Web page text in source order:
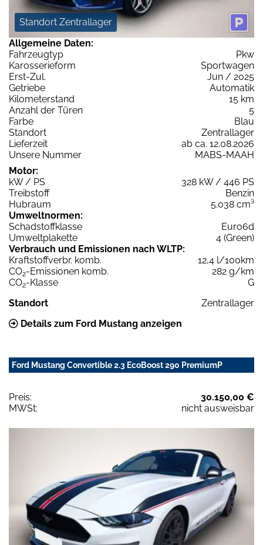
Standort Zentrallager
Allgemeine Daten:
Fahrzeugtyp
Pkw
Karosserieform
Sportwagen
Erst-Zul.
Jun / 2025
Getriebe
Automatik
Kilometerstand
15 km
Anzahl der Türen
5
Farbe
Blau
Standort
Zentrallager
Lieferzeit
ab ca. 12.08.2026
Unsere Nummer
MABS-MAAH
Motor:
kW / PS
328 kW / 446 PS
Treibstoff
Benzin
Hubraum
5.038 cm³
Umweltnormen:
Schadstoffklasse
Euro6d
Umweltplakette
4 (Green)
Verbrauch und Emissionen nach WLTP:
Kraftstoffverbr. komb.
12,4 l/100km
CO2-Emissionen komb.
282 g/km
CO2-Klasse
G
Standort
Zentrallager
Details zum Ford Mustang anzeigen
Ford Mustang Convertible 2.3 EcoBoost 290 PremiumP
Preis:
30.150,00 €
MWSt:
nicht ausweisbar